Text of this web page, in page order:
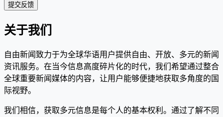
提交反馈
关于我们
自由新闻致力于为全球华语用户提供自由、开放、多元的新闻
资讯服务。在当今信息高度碎片化的时代，我们希望通过整合
全球重要新闻媒体的内容，让用户能够便捷地获取多角度的国
际视野。
我们相信，获取多元信息是每个人的基本权利。通过了解不同